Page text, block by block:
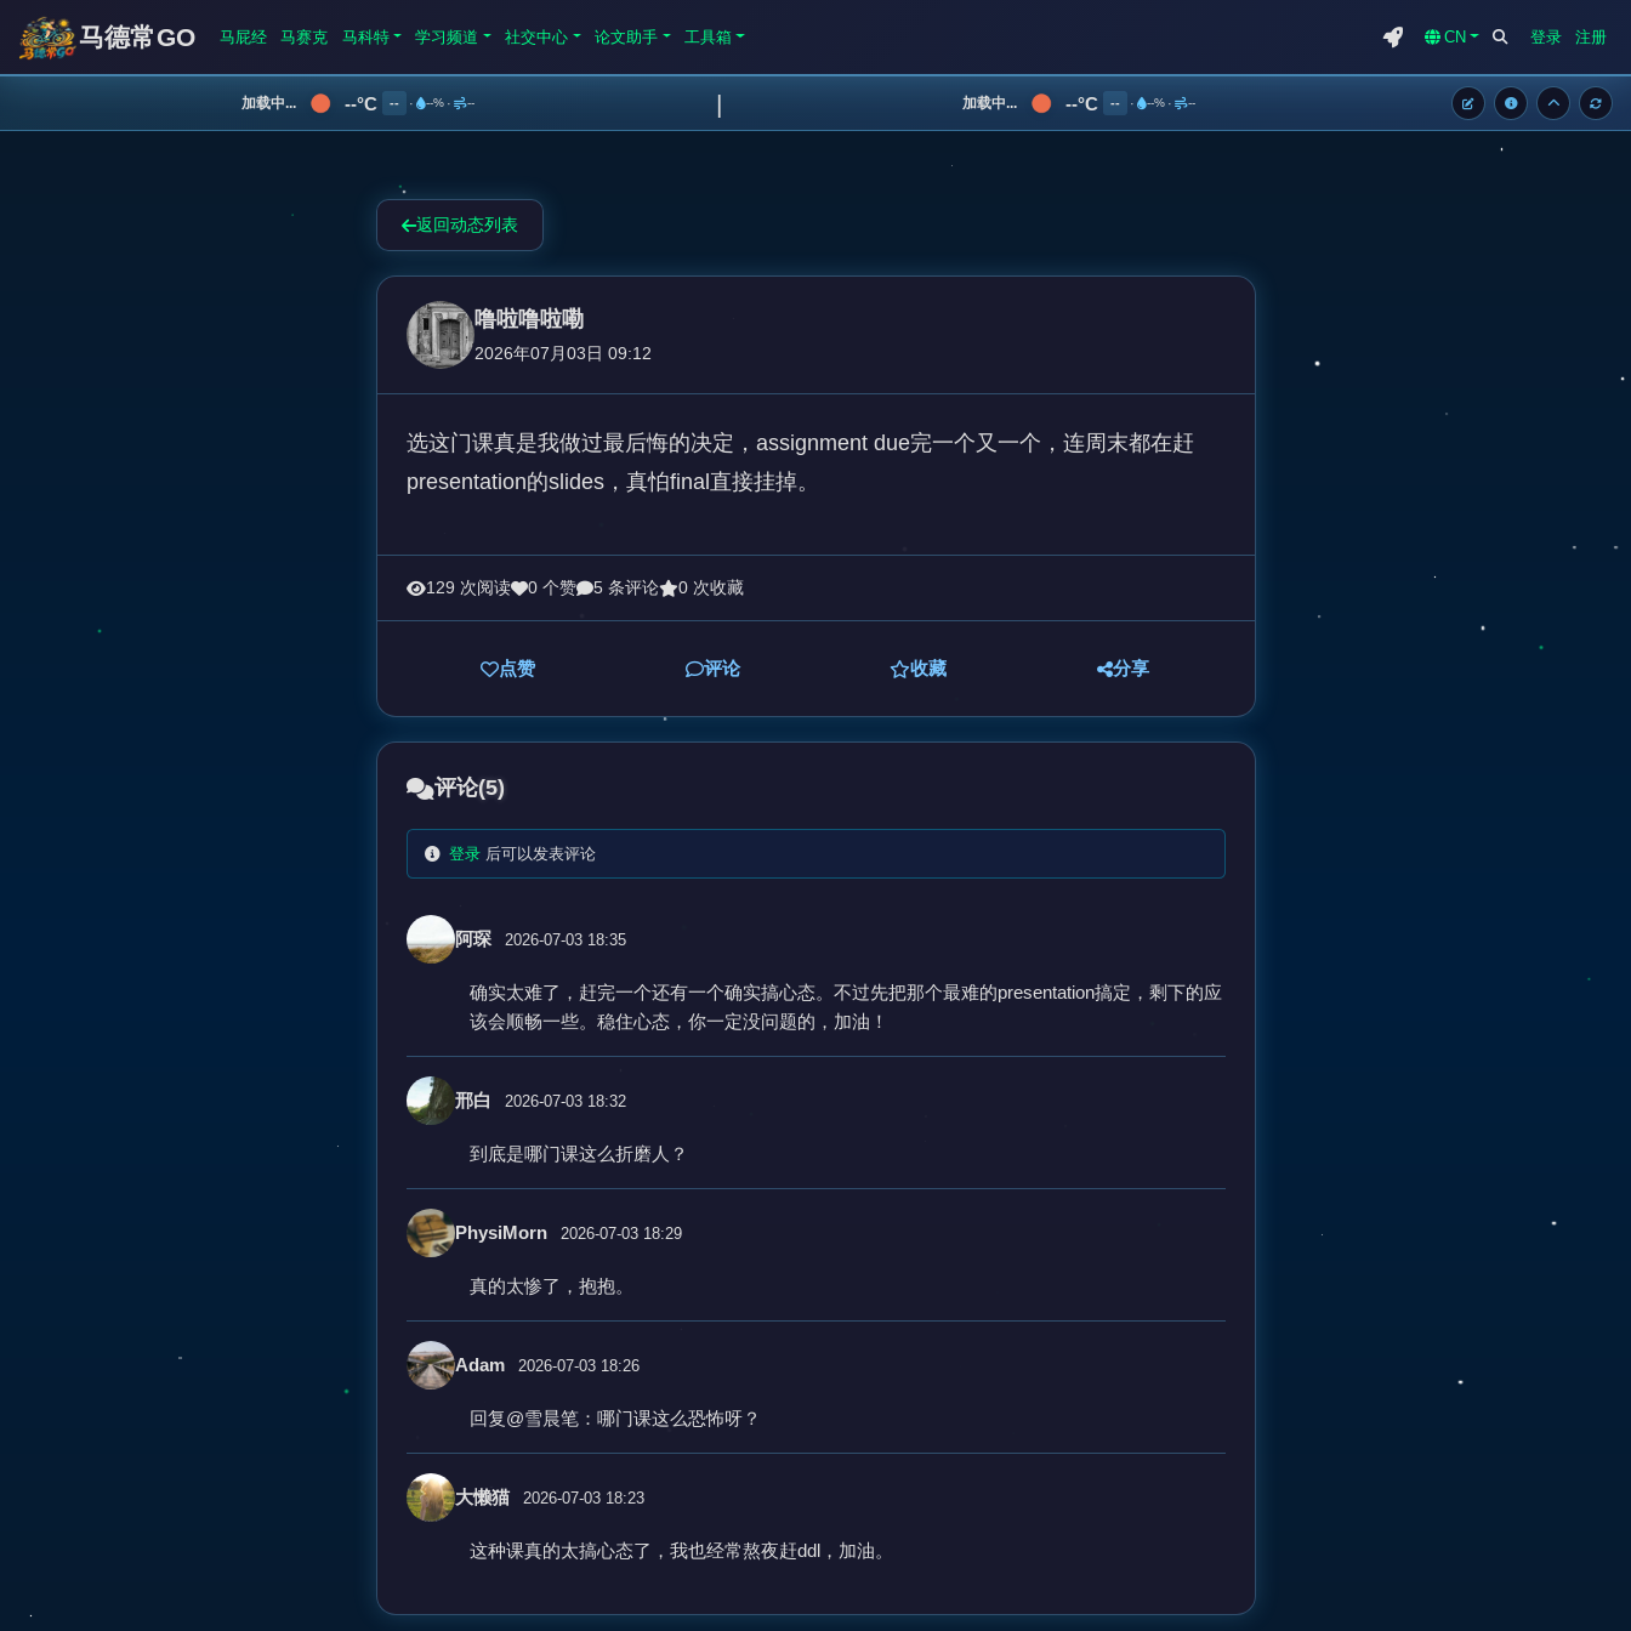
马德常GO 马屁经 马赛克 马科特 学习频道 社交中心 论文助手 工具箱 CN 登录 注册
加载中... --°C -- · --% · -- | 加载中... --°C -- · --% · --
返回动态列表
噜啦噜啦嘞
2026年07月03日 09:12
选这门课真是我做过最后悔的决定，assignment due完一个又一个，连周末都在赶
presentation的slides，真怕final直接挂掉。
129 次阅读 0 个赞 5 条评论 0 次收藏
点赞 评论 收藏 分享
评论(5)
登录 后可以发表评论
阿琛 2026-07-03 18:35
确实太难了，赶完一个还有一个确实搞心态。不过先把那个最难的presentation搞定，剩下的应
该会顺畅一些。稳住心态，你一定没问题的，加油！
邢白 2026-07-03 18:32
到底是哪门课这么折磨人？
PhysiMorn 2026-07-03 18:29
真的太惨了，抱抱。
Adam 2026-07-03 18:26
回复@雪晨笔：哪门课这么恐怖呀？
大懒猫 2026-07-03 18:23
这种课真的太搞心态了，我也经常熬夜赶ddl，加油。